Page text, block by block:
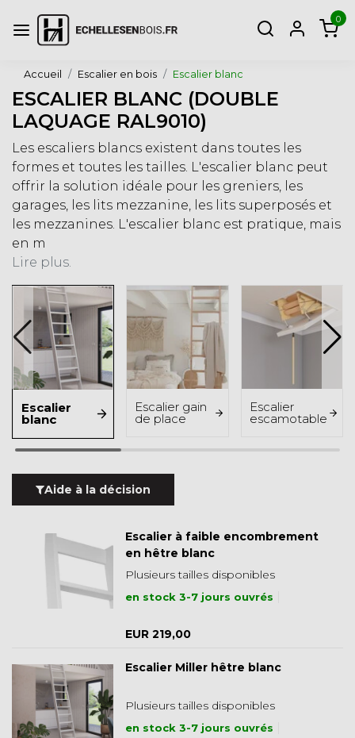
0
Accueil Escalier en bois Escalier blanc
ESCALIER BLANC (DOUBLE
LAQUAGE RAL9010)
Les escaliers blancs existent dans toutes les
formes et toutes les tailles. L'escalier blanc peut
offrir la solution idéale pour les greniers, les
garages, les lits mezzanine, les lits superposés et
les mezzanines. L'escalier blanc est pratique, mais
en m
Lire plus.
Escalier gain
de place
Escalier
escamotable
Escalier
blanc
Aide à la décision
Escalier à faible encombrement
en hêtre blanc
Plusieurs tailles disponibles
en stock 3-7 jours ouvrés
EUR 219,00
Escalier Miller hêtre blanc
Plusieurs tailles disponibles
en stock 3-7 jours ouvrés